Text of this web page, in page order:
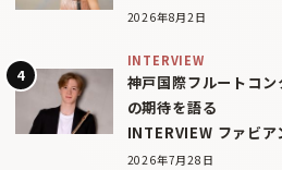
2026年8月2日
INTERVIEW
神戸国際フルートコ
の期待を語る
INTERVIEW ファビ
2026年7月28日